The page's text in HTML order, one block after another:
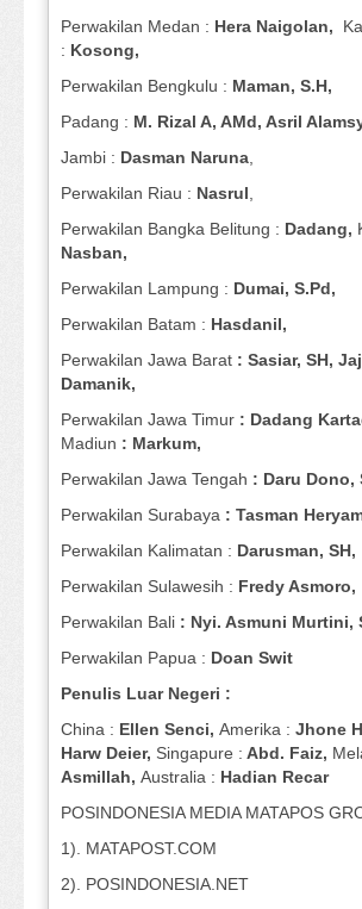
Perwakilan Medan : Hera Naigolan,
: Kosong,
Perwakilan Bengkulu : Maman, S.H,
Padang : M. Rizal A, AMd, Asril
Jambi : Dasman Naruna,
Perwakilan Riau : Nasrul,
Perwakilan Bangka Belitung : Dadang,
Nasban,
Perwakilan Lampung : Dumai, S.Pd,
Perwakilan Batam : Hasdanil,
Perwakilan Jawa Barat : Sasiar, SH,
Damanik,
Perwakilan Jawa Timur : Dadang
Madiun : Markum,
Perwakilan Jawa Tengah : Daru Dono,
Perwakilan Surabaya : Tasman
Perwakilan Kalimatan : Darusman, SH,
Perwakilan Sulawesih : Fredy Asmoro,
Perwakilan Bali : Nyi. Asmuni Murtini,
Perwakilan Papua : Doan Swit
Penulis Luar Negeri :
China : Ellen Senci, Amerika : Jhone
Harw Deier, Singapure : Abd. Faiz,
Asmillah, Australia : Hadian Recar
POSINDONESIA MEDIA MATAPOS
1). MATAPOST.COM
2). POSINDONESIA.NET